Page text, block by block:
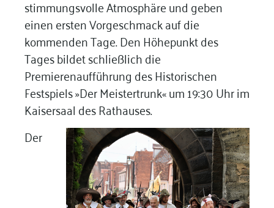
stimmungsvolle Atmosphäre und geben
einen ersten Vorgeschmack auf die
kommenden Tage. Den Höhepunkt des
Tages bildet schließlich die
Premierenaufführung des Historischen
Festspiels »Der Meistertrunk« um 19:30 Uhr im
Kaisersaal des Rathauses.
Der